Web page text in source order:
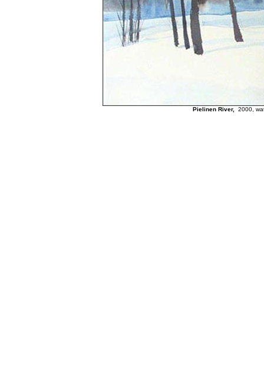
Pielinen River, 2000,